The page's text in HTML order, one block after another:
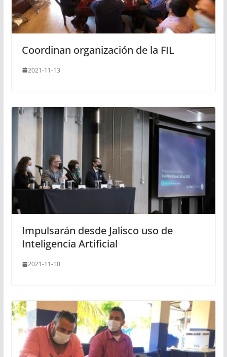
Coordinan organización de la FIL
2021-11-13
Impulsarán desde Jalisco uso de
Inteligencia Artificial
2021-11-10